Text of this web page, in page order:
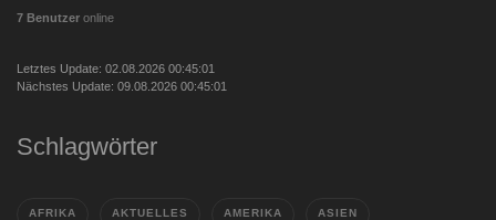
7 Benutzer online
Letztes Update: 02.08.2026 00:45:01
Nächstes Update: 09.08.2026 00:45:01
Schlagwörter
AFRIKA AKTUELLES AMERIKA ASIEN